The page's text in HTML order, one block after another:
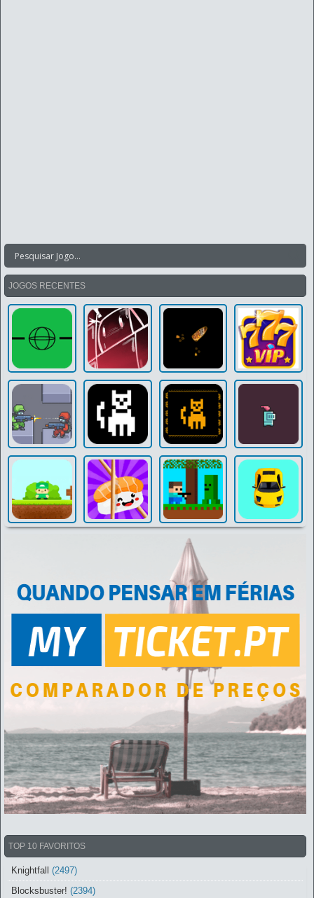
JOGOS RECENTES
TOP 10 FAVORITOS
Knightfall (2497)
Blocksbuster! (2394)